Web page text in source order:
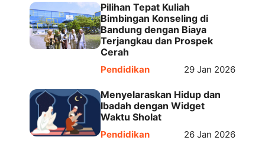
Pilihan Tepat Kuliah
Bimbingan Konseling di
Bandung dengan Biaya
Terjangkau dan Prospek
Cerah
Pendidikan 29 Jan 2026
Menyelaraskan Hidup dan
Ibadah dengan Widget
Waktu Sholat
Pendidikan 26 Jan 2026